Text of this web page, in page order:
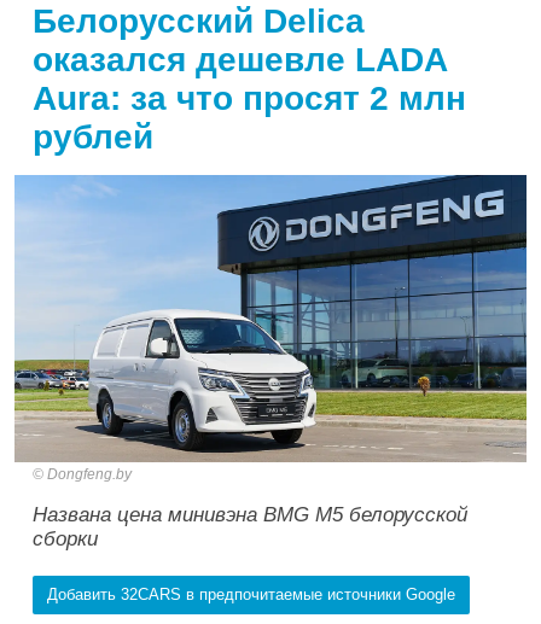
Белорусский Delica
оказался дешевле LADA
Aura: за что просят 2 млн
рублей
Dongfeng.by
Названа цена минивэна BMG M5 белорусской
сборки
Добавить 32CARS в предпочитаемые источники Google